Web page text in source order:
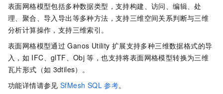
表面网格模型包括多种数据类型，支持构建、访问、编辑、处
理、聚合、导入导出等多种方法，支持三维空间关系判断与三维
分析计算操作，支持三维索引。
表面网格模型通过 Ganos Utility 扩展支持多种三维数据格式的导
入，如 IFC、glTF、Obj 等，也支持将表面网格模型转换为三维
瓦片形式（如 3dtiles）。
功能详情请参见 SfMesh SQL 参考。